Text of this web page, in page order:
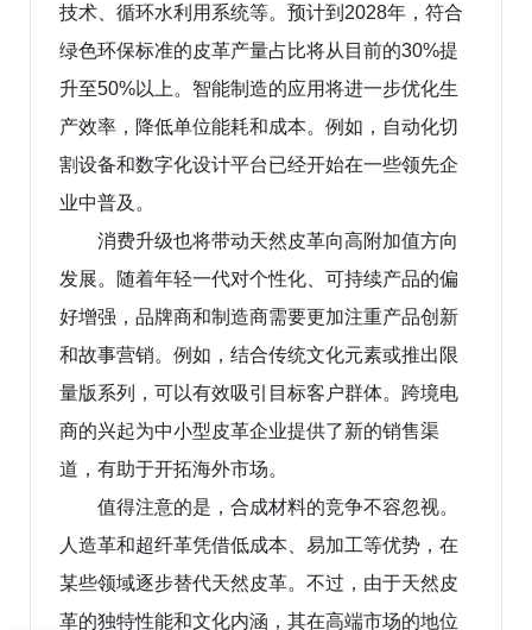
技术、循环水利用系统等。预计到2028年，符合
绿色环保标准的皮革产量占比将从目前的30%提
升至50%以上。智能制造的应用将进一步优化生
产效率，降低单位能耗和成本。例如，自动化切
割设备和数字化设计平台已经开始在一些领先企
业中普及。
消费升级也将带动天然皮革向高附加值方向
发展。随着年轻一代对个性化、可持续产品的偏
好增强，品牌商和制造商需要更加注重产品创新
和故事营销。例如，结合传统文化元素或推出限
量版系列，可以有效吸引目标客户群体。跨境电
商的兴起为中小型皮革企业提供了新的销售渠
道，有助于开拓海外市场。
值得注意的是，合成材料的竞争不容忽视。
人造革和超纤革凭借低成本、易加工等优势，在
某些领域逐步替代天然皮革。不过，由于天然皮
革的独特性能和文化内涵，其在高端市场的地位